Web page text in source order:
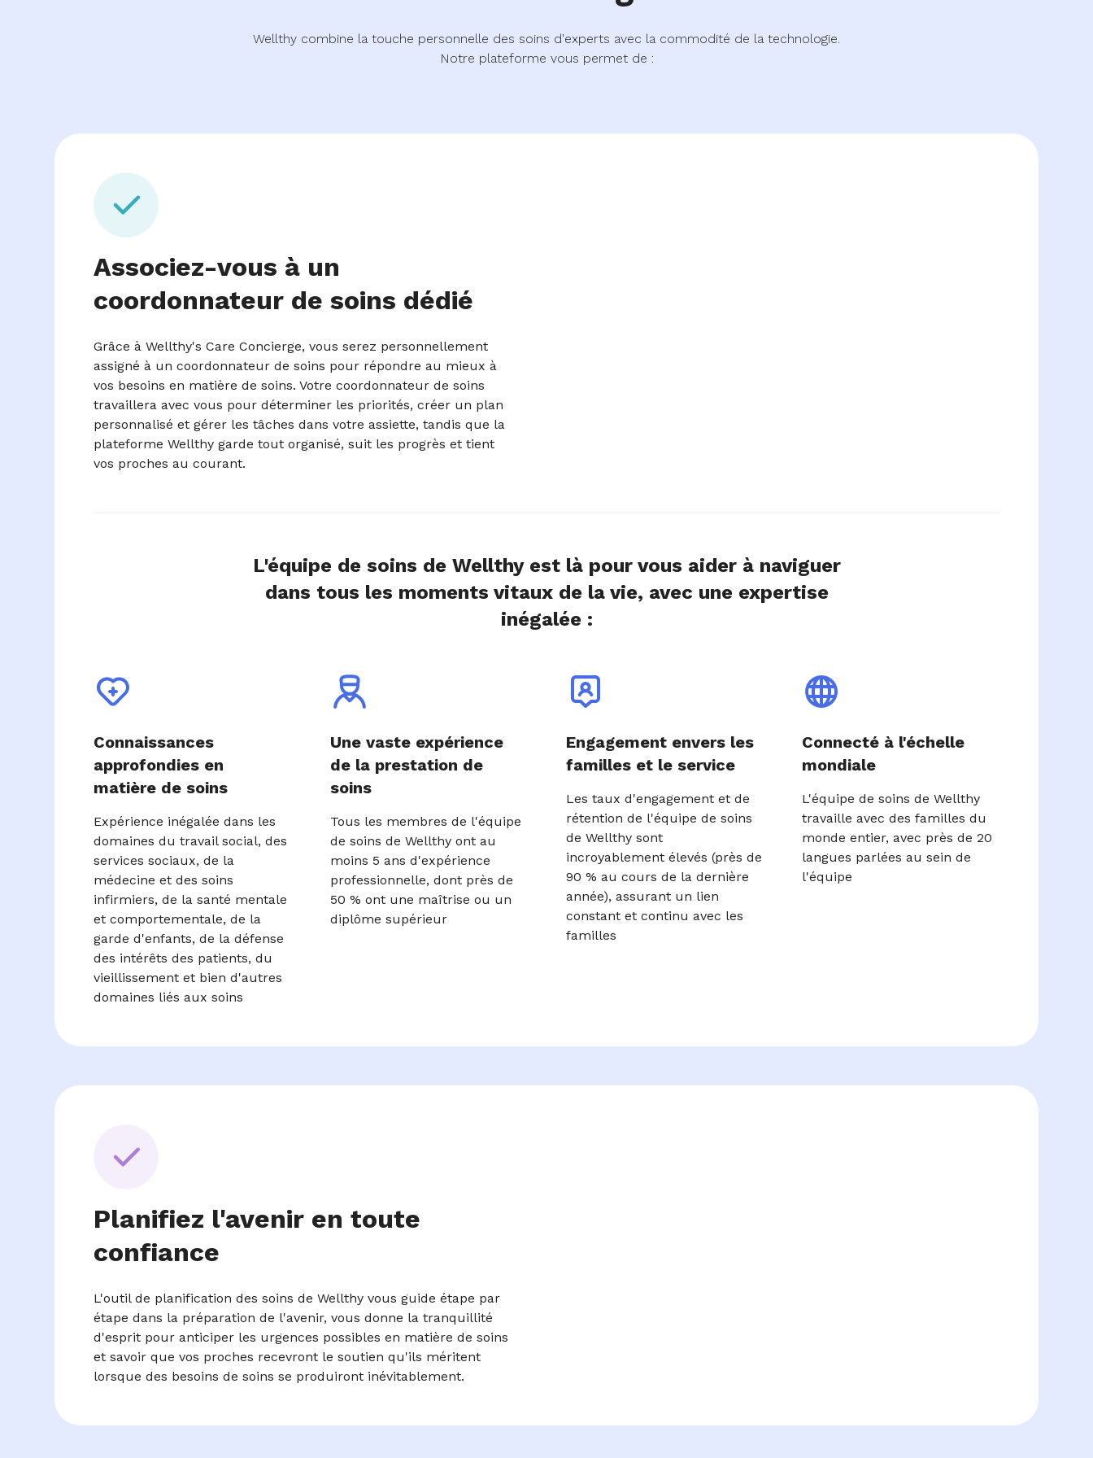
Wellthy combine la touche personnelle des soins d'experts avec la commodité de la technologie.
Notre plateforme vous permet de :
Associez-vous à un
coordonnateur de soins dédié
Grâce à Wellthy's Care Concierge, vous serez personnellement
assigné à un coordonnateur de soins pour répondre au mieux à
vos besoins en matière de soins. Votre coordonnateur de soins
travaillera avec vous pour déterminer les priorités, créer un plan
personnalisé et gérer les tâches dans votre assiette, tandis que la
plateforme Wellthy garde tout organisé, suit les progrès et tient
vos proches au courant.
L'équipe de soins de Wellthy est là pour vous aider à naviguer
dans tous les moments vitaux de la vie, avec une expertise
inégalée :
Connaissances
approfondies en
matière de soins
Expérience inégalée dans les
domaines du travail social, des
services sociaux, de la
médecine et des soins
infirmiers, de la santé mentale
et comportementale, de la
garde d'enfants, de la défense
des intérêts des patients, du
vieillissement et bien d'autres
domaines liés aux soins
Une vaste expérience
de la prestation de
soins
Tous les membres de l'équipe
de soins de Wellthy ont au
moins 5 ans d'expérience
professionnelle, dont près de
50 % ont une maîtrise ou un
diplôme supérieur
Engagement envers les
familles et le service
Les taux d'engagement et de
rétention de l'équipe de soins
de Wellthy sont
incroyablement élevés (près de
90 % au cours de la dernière
année), assurant un lien
constant et continu avec les
familles
Connecté à l'échelle
mondiale
L'équipe de soins de Wellthy
travaille avec des familles du
monde entier, avec près de 20
langues parlées au sein de
l'équipe
Planifiez l'avenir en toute
confiance
L'outil de planification des soins de Wellthy vous guide étape par
étape dans la préparation de l'avenir, vous donne la tranquillité
d'esprit pour anticiper les urgences possibles en matière de soins
et savoir que vos proches recevront le soutien qu'ils méritent
lorsque des besoins de soins se produiront inévitablement.